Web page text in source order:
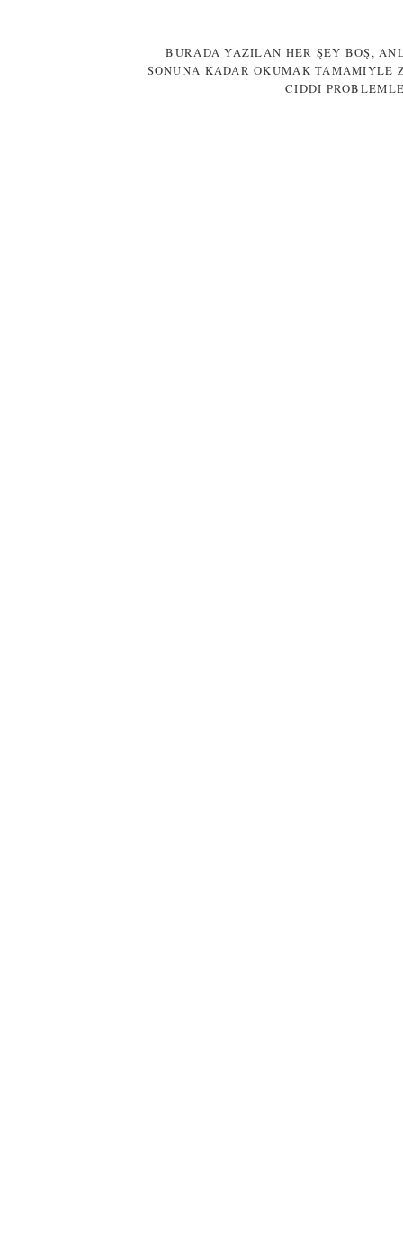
BURADA YAZILAN HER ŞEY BOŞ,
SONUNA KADAR OKUMAK
CIDDI